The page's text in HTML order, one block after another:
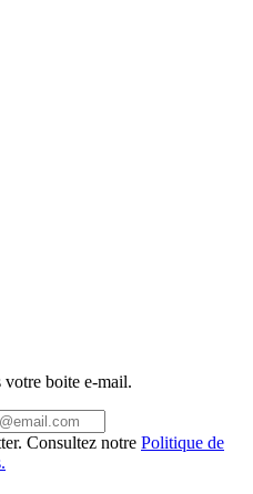
votre boite e-mail.
Consultez notre Politique de